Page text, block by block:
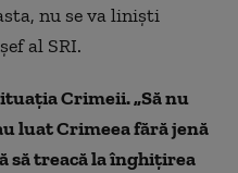
nu se va linişti
al SRI.
Crimeii. „Să nu
luat Crimeea fără jenă
să treacă la înghiţirea